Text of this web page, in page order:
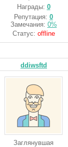
Награды: 0
Репутация: 0
Замечания: 0%
Статус: offline
ddiwsftd
Заглянувшая